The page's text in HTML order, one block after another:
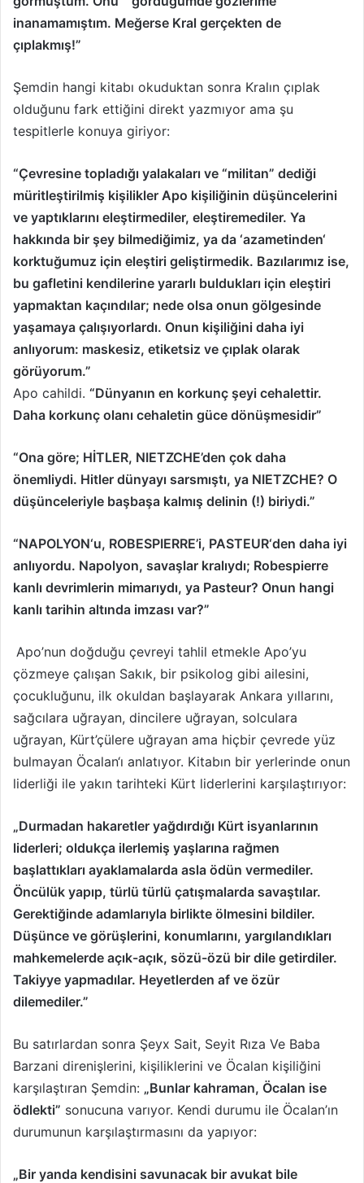
inanamamıştım. Meğerse Kral gerçekten de
çıplakmış!”
Şemdin hangi kitabı okuduktan sonra Kralın çıplak
olduğunu fark ettiğini direkt yazmıyor ama şu
tespitlerle konuya giriyor:
“Çevresine topladığı yalakaları ve “militan” dediği
müritleştirilmiş kişilikler Apo kişiliğinin düşüncelerini
ve yaptıklarını eleştirmediler, eleştiremediler. Ya
hakkında bir şey bilmediğimiz, ya da ‘azametinden‘
korktuğumuz için eleştiri geliştirmedik. Bazılarımız ise,
bu gafletini kendilerine yararlı buldukları için eleştiri
yapmaktan kaçındılar; nede olsa onun gölgesinde
yaşamaya çalışıyorlardı. Onun kişiliğini daha iyi
anlıyorum: maskesiz, etiketsiz ve çıplak olarak
görüyorum.”
Apo cahildi. “Dünyanın en korkunç şeyi cehalettir.
Daha korkunç olanı cehaletin güce dönüşmesidir”
“Ona göre; HİTLER, NIETZCHE’den çok daha
önemliydi. Hitler dünyayı sarsmıştı, ya NIETZCHE? O
düşünceleriyle başbaşa kalmış delinin (!) biriydi.”
“NAPOLYON‘u, ROBESPIERRE’i, PASTEUR‘den daha iyi
anlıyordu. Napolyon, savaşlar kralıydı; Robespierre
kanlı devrimlerin mimarıydı, ya Pasteur? Onun hangi
kanlı tarihin altında imzası var?”
Apo’nun doğduğu çevreyi tahlil etmekle Apo’yu
çözmeye çalışan Sakık, bir psikolog gibi ailesini,
çocukluğunu, ilk okuldan başlayarak Ankara yıllarını,
sağcılara uğrayan, dincilere uğrayan, solculara
uğrayan, Kürt’çülere uğrayan ama hiçbir çevrede yüz
bulmayan Öcalan‘ı anlatıyor. Kitabın bir yerlerinde onun
liderliği ile yakın tarihteki Kürt liderlerini karşılaştırıyor:
„Durmadan hakaretler yağdırdığı Kürt isyanlarının
liderleri; oldukça ilerlemiş yaşlarına rağmen
başlattıkları ayaklamalarda asla ödün vermediler.
Öncülük yapıp, türlü türlü çatışmalarda savaştılar.
Gerektiğinde adamlarıyla birlikte ölmesini bildiler.
Düşünce ve görüşlerini, konumlarını, yargılandıkları
mahkemelerde açık-açık, sözü-özü bir dile getirdiler.
Takiyye yapmadılar. Heyetlerden af ve özür
dilemediler.”
Bu satırlardan sonra Şeyx Sait, Seyit Rıza Ve Baba
Barzani direnişlerini, kişiliklerini ve Öcalan kişiliğini
karşılaştıran Şemdin: „Bunlar kahraman, Öcalan ise
ödlekti” sonucuna varıyor. Kendi durumu ile Öcalan’ın
durumunun karşılaştırmasını da yapıyor:
„Bir yanda kendisini savunacak bir avukat bile